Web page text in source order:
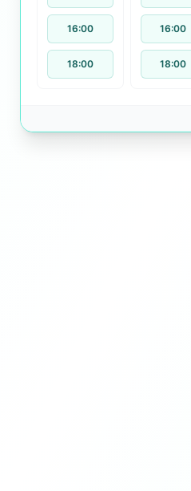
16:00
18:00
16:00
18:00